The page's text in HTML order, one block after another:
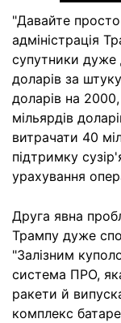
"Давайте
адміністрація
супутники дуже
доларів за
доларів на
мільярдів
витрачати 40
підтримку
урахування
Друга явна
Трампу дуже
"Залізним
система ПРО,
ракети й
комплекс